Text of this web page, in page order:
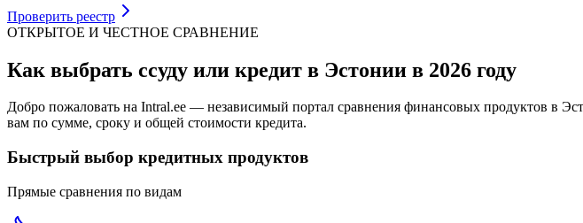
Проверить реестр
ОТКРЫТОЕ И ЧЕСТНОЕ СРАВНЕНИЕ
Как выбрать ссуду или кредит в Эстонии в 2026 году
Добро пожаловать на Intral.ee — независимый портал сравнения финансовых продуктов в
вам по сумме, сроку и общей стоимости кредита.
Быстрый выбор кредитных продуктов
Прямые сравнения по видам